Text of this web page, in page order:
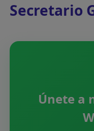
Secretario
Únete a